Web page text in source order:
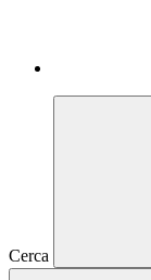
Cerca